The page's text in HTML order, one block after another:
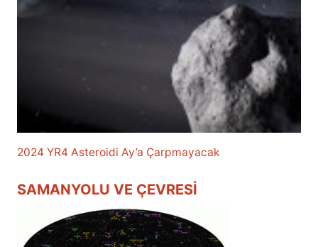
2024 YR4 Asteroidi Ay’a Çarpmayacak
SAMANYOLU VE ÇEVRESI